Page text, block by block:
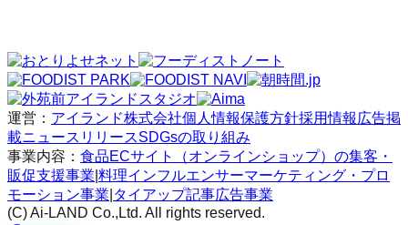
運営： アイランド株式会社個人情報保護方針採用情報 広告掲
載ニュースリリースSDGsの取り組み
事業内容： 食品ECサイト（オンラインショップ）の集客・
販促支援事業 料理インフルエンサーマーケティング・プロ
モーション事業 タイアップ記事広告事業
(C) Ai-LAND Co.,Ltd. All rights reserved.